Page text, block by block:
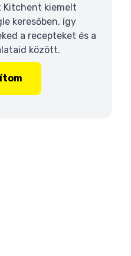
Kitchent kiemelt
keresőben, így
a recepteket és a
között.